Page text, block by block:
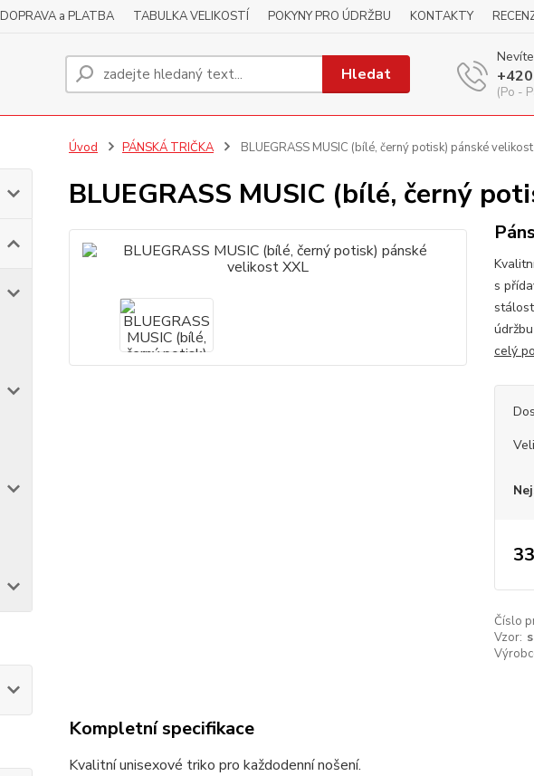
DOPRAVA a PLATBA TABULKA VELIKOSTÍ POKYNY PRO ÚDRŽBU KONTAKTY
Hledat
(Po -
Úvod PÁNSKÁ TRIČKA BLUEGRASS MUSIC (bílé, černý potisk) pánské
BLUEGRASS MUSIC (bílé, černý
s
celý
Číslo
Vzor:
Kompletní specifikace
Kvalitní unisexové triko pro každodenní nošení.